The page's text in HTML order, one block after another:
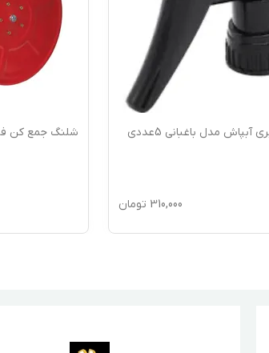
مدل باغبانی 5عددی
310,000 تومان
شلنگ جمع کن